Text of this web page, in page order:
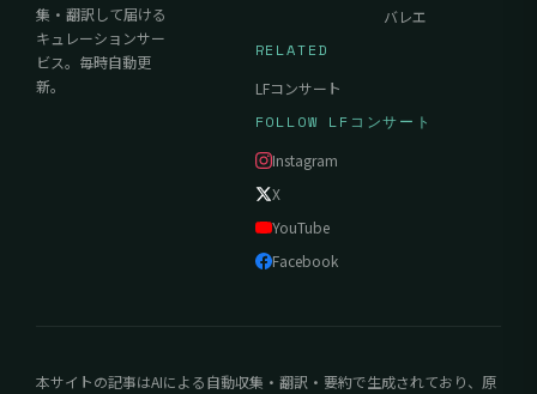
集・翻訳して届ける
キュレーションサー
ビス。毎時自動更
新。
バレエ
RELATED
LFコンサート
FOLLOW LFコンサート
Instagram
X
YouTube
Facebook
本サイトの記事はAIによる自動収集・翻訳・要約で生成されており、原